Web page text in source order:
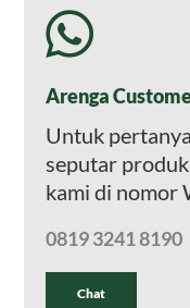
Arenga
Untuk
seputar
kami di nomor
0819 3241 8190
Chat